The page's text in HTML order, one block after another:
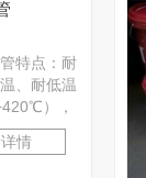
特点：耐
、耐低温
），
小、柔软
···
情